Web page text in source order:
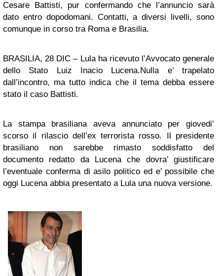
Cesare Battisti, pur confermando che l’annuncio sarà
dato entro dopodomani. Contatti, a diversi livelli, sono
comunque in corso tra Roma e Brasilia.
BRASILIA, 28 DIC – Lula ha ricevuto l’Avvocato generale
dello Stato Luiz Inacio Lucena.Nulla e’ trapelato
dall’incontro, ma tutto indica che il tema debba essere
stato il caso Battisti.
La stampa brasiliana aveva annunciato per giovedi’
scorso il rilascio dell’ex terrorista rosso. Il presidente
brasiliano non sarebbe rimasto soddisfatto del
documento redatto da Lucena che dovra’ giustificare
l’eventuale conferma di asilo politico ed e’ possibile che
oggi Lucena abbia presentato a Lula una nuova versione.